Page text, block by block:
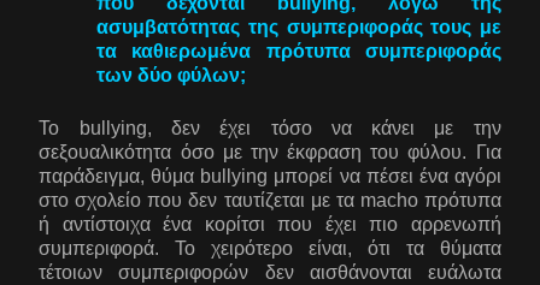
ασυμβατότητας της συμπεριφοράς τους με
τα καθιερωμένα πρότυπα συμπεριφοράς
των δύο φύλων;
Το bullying, δεν έχει τόσο να κάνει με την
σεξουαλικότητα όσο με την έκφραση του φύλου. Για
παράδειγμα, θύμα bullying μπορεί να πέσει ένα αγόρι
στο σχολείο που δεν ταυτίζεται με τα macho πρότυπα
ή αντίστοιχα ένα κορίτσι που έχει πιο αρρενωπή
συμπεριφορά. Το χειρότερο είναι, ότι τα θύματα
τέτοιων συμπεριφορών δεν αισθάνονται ευάλωτα